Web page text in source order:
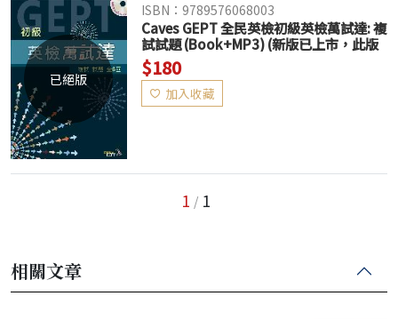
已絕版
ISBN：9789576068003
Caves GEPT 全民英檢初級英檢萬試達: 複
試試題 (Book+MP3) (新版已上市，此版
售完為止)
$180
加入收藏
1 / 1
相關文章